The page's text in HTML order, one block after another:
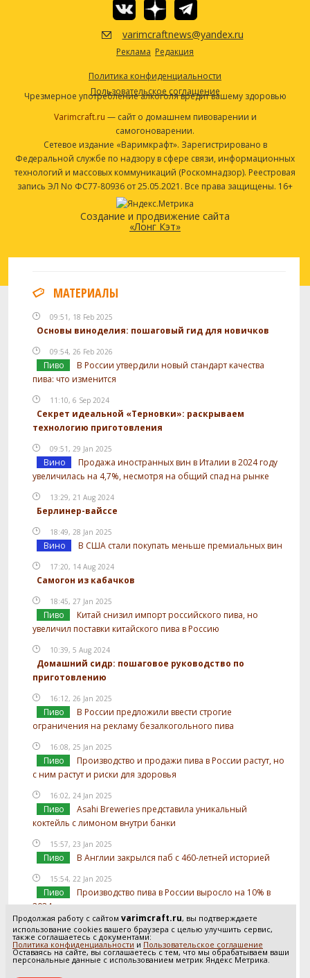
varimcraftnews@yandex.ru
Реклама Редакция
Политика конфиденциальности
Пользовательское соглашение
Чрезмерное употребление алкоголя вредит вашему здоровью
Varimcraft.ru — сайт о домашнем пивоварении и
самогоноварении.
Сетевое издание «Варимкрафт». Зарегистрировано в
Федеральной службе по надзору в сфере связи, информационных
технологий и массовых коммуникаций (Роскомнадзор). Реестровая
запись ЭЛ No ФС77-80936 от 25.05.2021. Все права защищены. 16+
Создание и продвижение сайта
«Лонг Кэт»
Продолжая работу с сайтом varimcraft.ru, вы подтверждаете
использование cookies вашего браузера с целью улучшить сервис,
также соглашаетесь с документами:
Политика конфиденциальности и Пользовательское соглашение
Оставаясь на сайте, вы соглашаетесь с тем, что мы обрабатываем ваши
персональные данные с использованием метрик Яндекс Метрика.
МАТЕРИАЛЫ
09:51, 18 Feb 2025
Основы виноделия: пошаговый гид для новичков
09:54, 26 Feb 2026
Пиво
В России утвердили новый стандарт качества
пива: что изменится
11:10, 6 Sep 2024
Секрет идеальной «Терновки»: раскрываем
технологию приготовления
09:51, 29 Jan 2025
Вино
Продажа иностранных вин в Италии в 2024 году
увеличилась на 4,7%, несмотря на общий спад на рынке
13:29, 21 Aug 2024
Берлинер-вайссе
18:49, 28 Jan 2025
Вино В США стали покупать меньше премиальных вин
17:20, 14 Aug 2024
Самогон из кабачков
18:45, 27 Jan 2025
Пиво
Китай снизил импорт российского пива, но
увеличил поставки китайского пива в Россию
10:39, 5 Aug 2024
Домашний сидр: пошаговое руководство по
приготовлению
16:12, 26 Jan 2025
Пиво
В России предложили ввести строгие
ограничения на рекламу безалкогольного пива
16:08, 25 Jan 2025
Пиво
Производство и продажи пива в России растут, но
с ним растут и риски для здоровья
16:02, 24 Jan 2025
Пиво
Asahi Breweries представила уникальный
коктейль с лимоном внутри банки
15:57, 23 Jan 2025
Пиво В Англии закрылся паб с 460-летней историей
15:54, 22 Jan 2025
Пиво
Производство пива в России выросло на 10% в
2024 году
15:52, 21 Jan 2025
Пиво
В России предложили отслеживать
использование солода в производстве пива